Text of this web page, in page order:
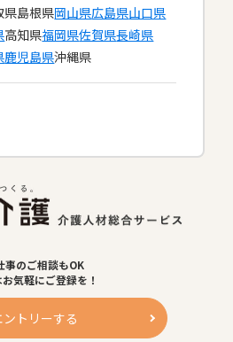
県島根県岡山県広島県山口県
高知県福岡県佐賀県長崎県
鹿児島県沖縄県
事のご相談もOK
気軽にご登録を！
ントリーする